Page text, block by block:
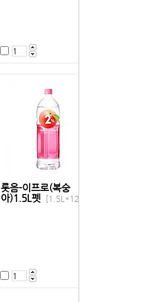
롯음-이프로(복숭
아)1.5L펫
[1.5L*12펫]